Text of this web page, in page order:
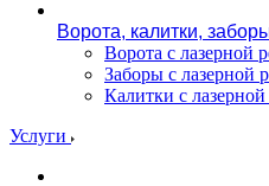
Ворота, калитки,
Ворота с лазерной
Заборы с лазерной
Калитки с лазерной
Услуги